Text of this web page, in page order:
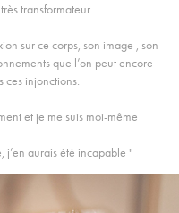
transformateur
sur ce corps, son image , son
que l’on peut encore
ces injonctions.
et je me suis moi-même
j’en aurais été incapable "